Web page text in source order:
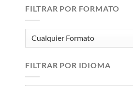
FILTRAR POR FORMATO
FILTRAR POR IDIOMA